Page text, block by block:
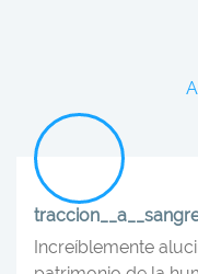
Increíblemente